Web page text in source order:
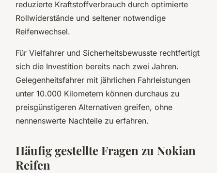
reduzierte Kraftstoffverbrauch durch optimierte
Rollwiderstände und seltener notwendige
Reifenwechsel.
Für Vielfahrer und Sicherheitsbewusste rechtfertigt
sich die Investition bereits nach zwei Jahren.
Gelegenheitsfahrer mit jährlichen Fahrleistungen
unter 10.000 Kilometern können durchaus zu
preisgünstigeren Alternativen greifen, ohne
nennenswerte Nachteile zu erfahren.
Häufig gestellte Fragen zu Nokian
Reifen